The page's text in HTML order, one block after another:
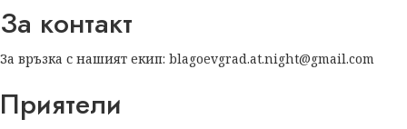
За контакт
За връзка с нашият екип: blagoevgrad.at.night@gmail.com
Приятели